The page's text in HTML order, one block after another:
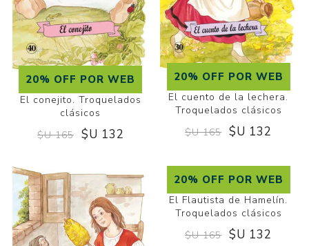
20% OFF POR WEB
El conejito. Troquelados
clásicos
$U 165 $U 132
20% OFF POR WEB
El cuento de la lechera.
Troquelados clásicos
$U 165 $U 132
20% OFF POR WEB
El Flautista de Hamelín.
Troquelados clásicos
$U 165 $U 132